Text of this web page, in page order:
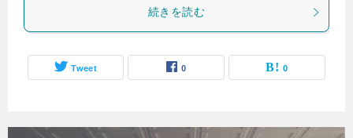
続きを読む
Tweet 0 0